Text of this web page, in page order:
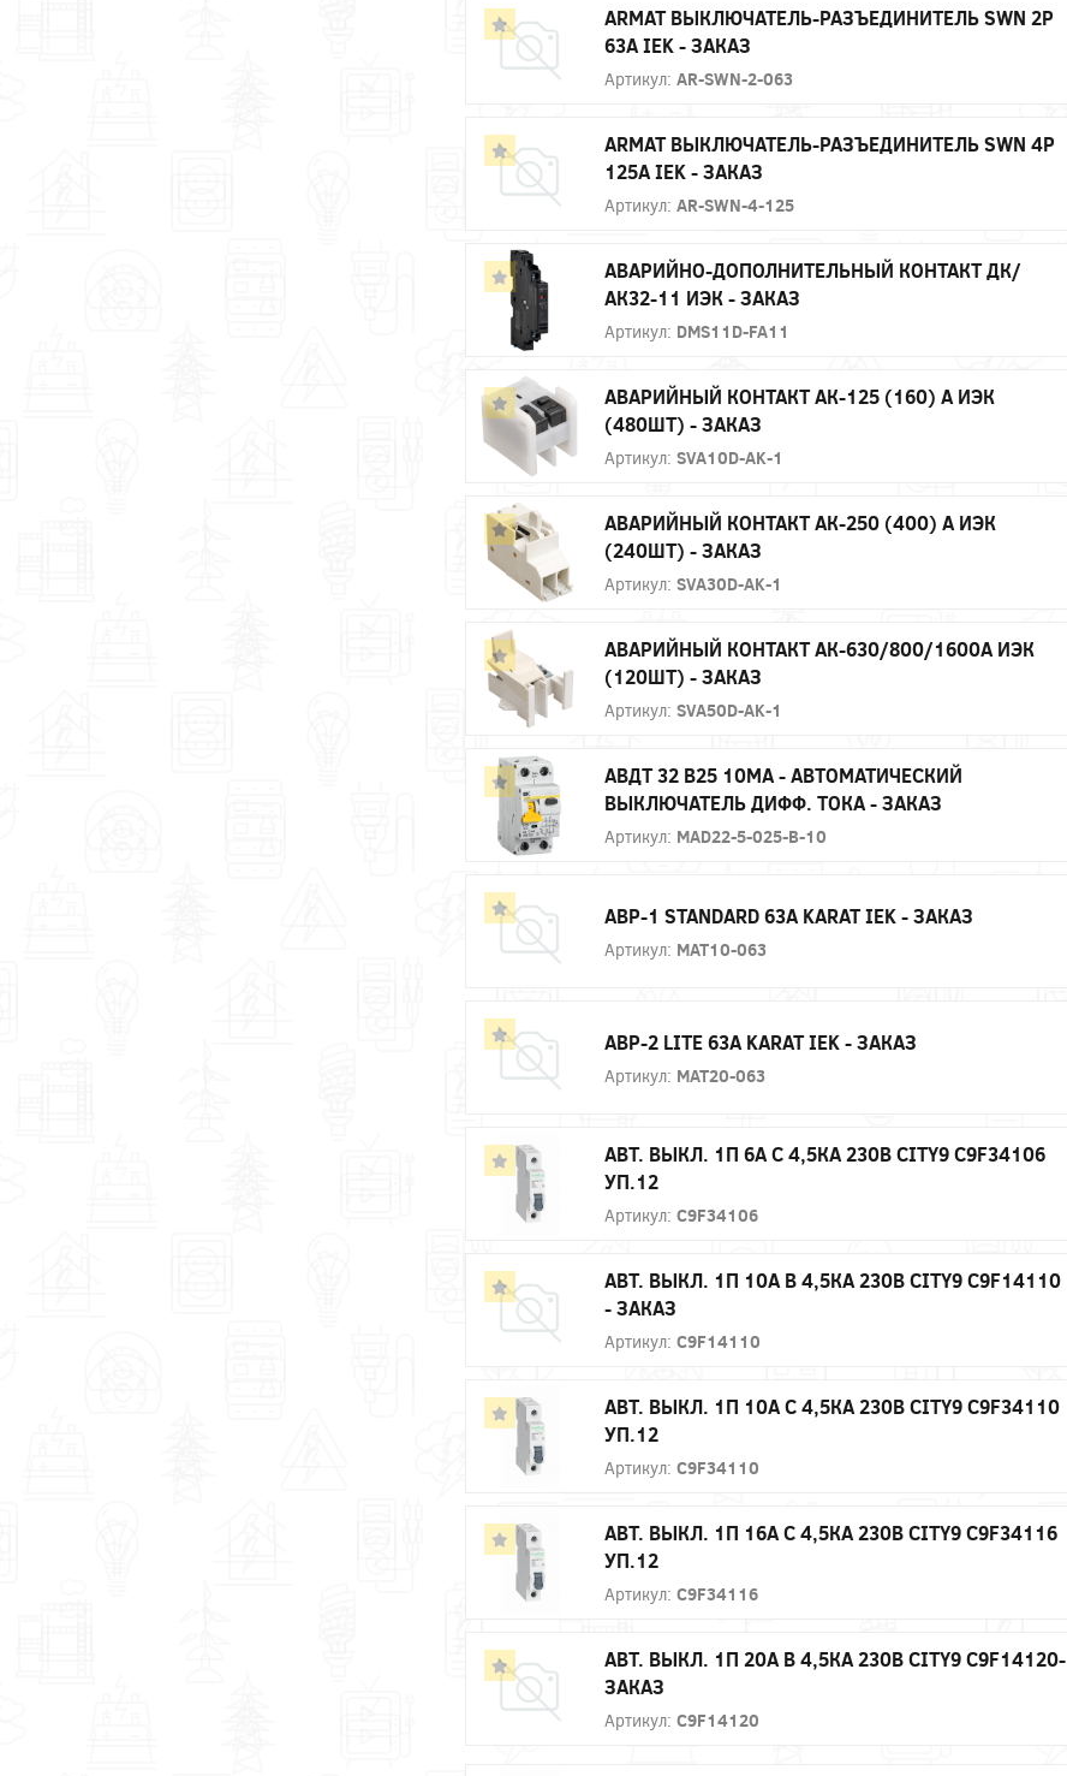
ARMAT ВЫКЛЮЧАТЕЛЬ-РАЗЪЕДИНИТЕЛЬ SWN 2P
63А IEK - ЗАКАЗ
Артикул: AR-SWN-2-063
ARMAT ВЫКЛЮЧАТЕЛЬ-РАЗЪЕДИНИТЕЛЬ SWN 4P
125А IEK - ЗАКАЗ
Артикул: AR-SWN-4-125
АВАРИЙНО-ДОПОЛНИТЕЛЬНЫЙ КОНТАКТ ДК/
АК32-11 ИЭК - ЗАКАЗ
Артикул: DMS11D-FA11
АВАРИЙНЫЙ КОНТАКТ АК-125 (160) А ИЭК
(480ШТ) - ЗАКАЗ
Артикул: SVA10D-AK-1
АВАРИЙНЫЙ КОНТАКТ АК-250 (400) А ИЭК
(240ШТ) - ЗАКАЗ
Артикул: SVA30D-AK-1
АВАРИЙНЫЙ КОНТАКТ АК-630/800/1600А ИЭК
(120ШТ) - ЗАКАЗ
Артикул: SVA50D-AK-1
АВДТ 32 B25 10МА - АВТОМАТИЧЕСКИЙ
ВЫКЛЮЧАТЕЛЬ ДИФФ. ТОКА - ЗАКАЗ
Артикул: MAD22-5-025-B-10
АВР-1 STANDARD 63А KARAT IEK - ЗАКАЗ
Артикул: MAT10-063
АВР-2 LITE 63А KARAT IEK - ЗАКАЗ
Артикул: MAT20-063
АВТ. ВЫКЛ. 1П 6А С 4,5КА 230В CITY9 C9F34106
УП.12
Артикул: C9F34106
АВТ. ВЫКЛ. 1П 10А B 4,5КА 230В CITY9 C9F14110
- ЗАКАЗ
Артикул: C9F14110
АВТ. ВЫКЛ. 1П 10А С 4,5КА 230В CITY9 C9F34110
УП.12
Артикул: C9F34110
АВТ. ВЫКЛ. 1П 16А С 4,5КА 230В CITY9 C9F34116
УП.12
Артикул: C9F34116
АВТ. ВЫКЛ. 1П 20А B 4,5КА 230В CITY9 C9F14120-
ЗАКАЗ
Артикул: C9F14120